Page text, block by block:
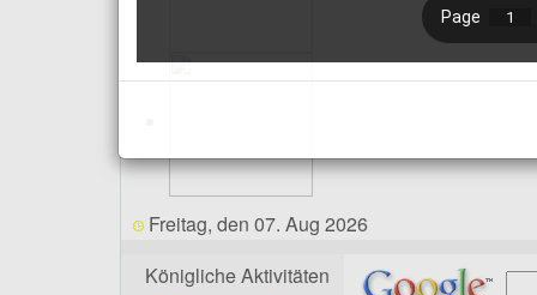
Freitag, den 07. Aug 2026
Königliche Aktivitäten